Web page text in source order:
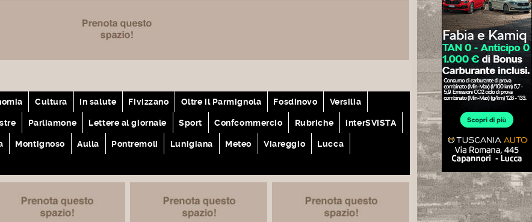
Cultura In salute Fivizzano Oltre il Parmignola Fosdinovo Versilia
Parliamone Lettere al giornale Sport Confcommercio Rubriche interSVISTA
Montignoso Aulla Pontremoli Lunigiana Meteo Viareggio Lucca